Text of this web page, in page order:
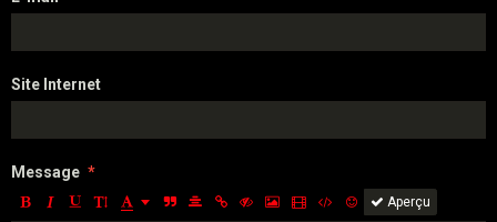
Site Internet
Message
Aperçu